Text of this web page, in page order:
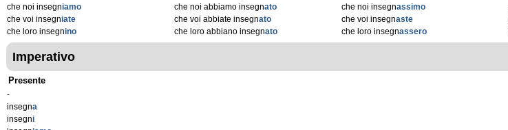
che noi insegniamo
che voi insegniate
che loro insegnino
che noi abbiamo insegnato
che voi abbiate insegnato
che loro abbiano insegnato
che noi insegnassimo
che voi insegnaste
che loro insegnassero
Imperativo
Presente
-
insegna
insegni